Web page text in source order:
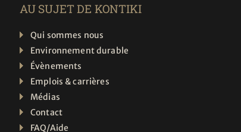
AU SUJET DE KONTIKI
Qui sommes nous
Environnement durable
Évènements
Emplois & carrières
Médias
Contact
FAQ/Aide